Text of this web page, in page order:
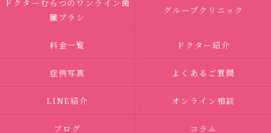
ドクターむらつのワンライン歯
臓ブラシ
グループクリニック
料金一覧 ドクター紹介
症例写真 よくあるご質問
LINE紹介 オンライン相談
ブログ コラム